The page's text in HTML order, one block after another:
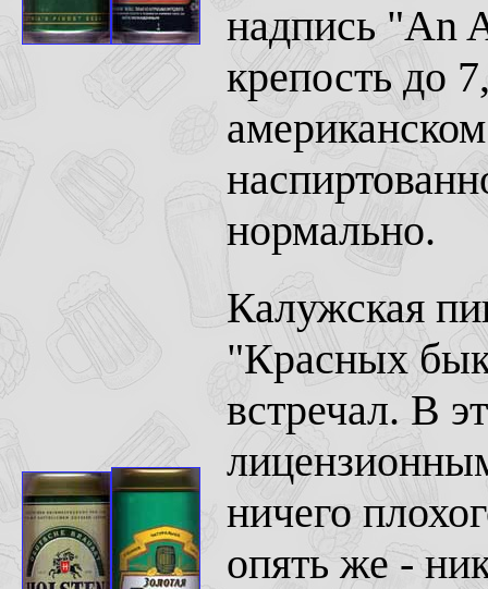
надпись "An
крепость до
нормально.
Калужская
"Красных
встречал. В
ничего
опять же -